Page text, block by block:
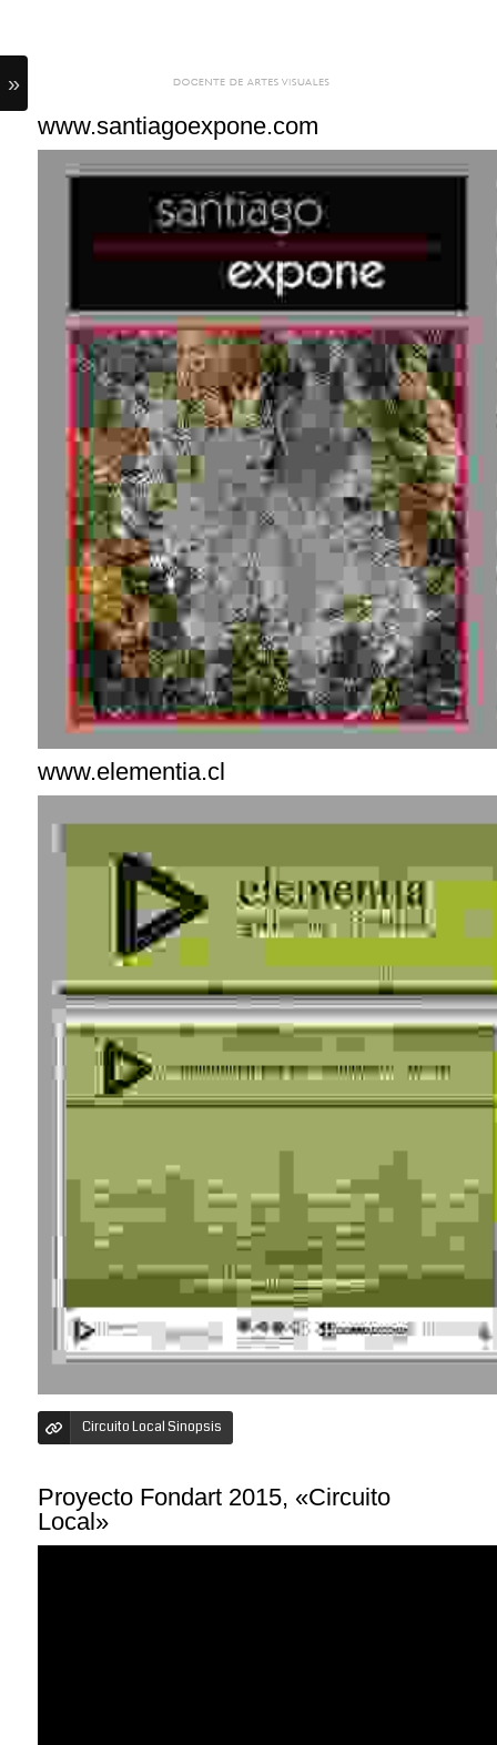
»
www.santiagoexpone.com
www.elementia.cl
Circuito Local Sinopsis
Proyecto Fondart 2015, «Circuito
Local»